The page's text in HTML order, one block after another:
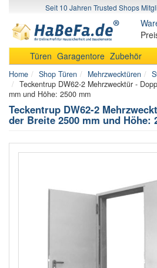
Seit 10 Jahren Trusted Shops
Türen Garagentore Zubehör
Home Shop Türen Mehrzwecktüren
Teckentrup DW62-2 Mehrzwecktür -
mm und Höhe: 2500 mm
Teckentrup DW62-2
der Breite 2500 mm und Höhe: